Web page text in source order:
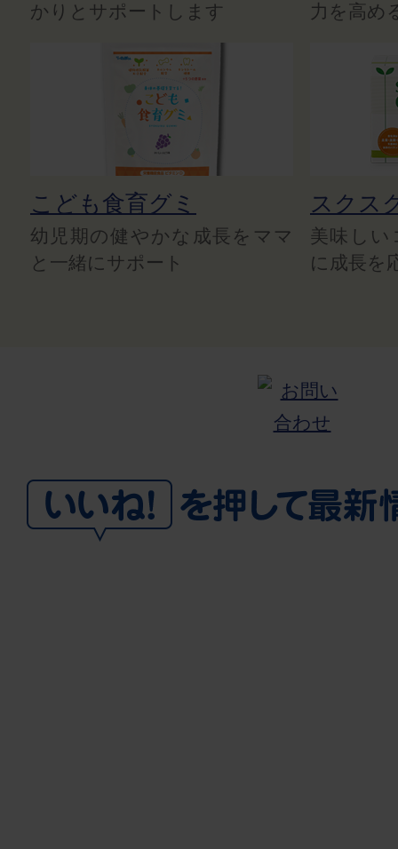
かりとサポートします
力を高め
こども食育グミ
幼児期の健やかな成長をママ
と一緒にサポート
スクス
美味しい
に成長を